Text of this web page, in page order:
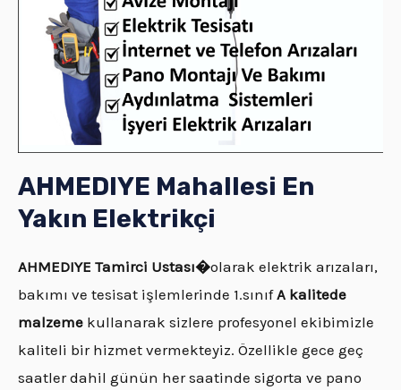
AHMEDIYE Mahallesi En
Yakın Elektrikçi
AHMEDIYE Tamirci Ustası�olarak elektrik arızaları,
bakımı ve tesisat işlemlerinde 1.sınıfA kalitede
malzeme kullanarak sizlere profesyonel ekibimizle
kaliteli bir hizmet vermekteyiz. Özellikle gece geç
saatler dahil günün her saatinde sigorta ve pano